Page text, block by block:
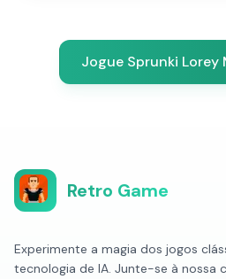
Jogue Sprunki Lorey
Retro Game
Experimente a magia dos jogos
tecnologia de IA. Junte-se à nossa